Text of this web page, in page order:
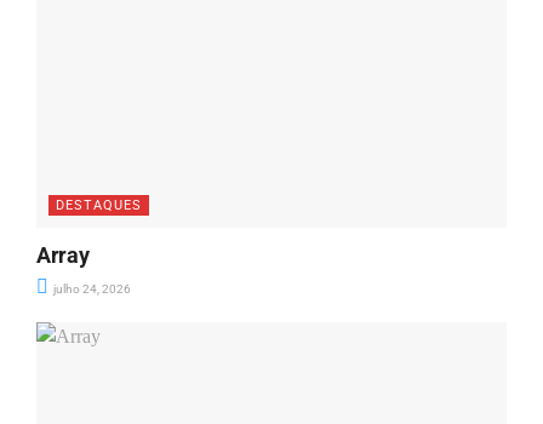
DESTAQUES
Array
julho 24, 2026